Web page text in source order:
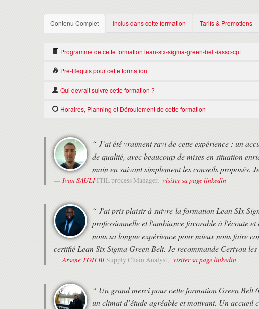
Contenu Complet Inclus dans cette formation Tarifs & Promotions
Programme de cette formation lean-six-sigma-green-belt-iassc-cpf
Nous consulter
Pré-Requis pour cette formation
Il n'y a pas de Pré-requis pour suivre cette formation lean-six-sigma-green-
Qui devrait suivre cette formation ?
Toute personne désireuse de réussir la certification lean-six-sigma-green-
Horaires, Planning et Déroulement de cette formation
HORAIRES
• Formation de 9h30 à 17h30 le premier jour, puis de 9h à 17h.
• Deux pauses de 15 minutes le matin et l'après-midi.
• 1 heure de pause déjeuner
MODALITÉS
• Formation avec un Expert Formateur (pas de vidéos pré-enregistrées).
• Formation organisée au choix du stagiaire :
- en présentiel au 37 RUE DE LIEGE à PARIS
- en distanciel, en utilisant l'outil Zoom, aux horaires de la formation (heure
- en Alternance, c'est à dire à la carte entre le présentiel et le distanciel.
à leurs contraintes.
DEROULEMENT
• Les horaires de fin de journée sont adaptés en fonction des horaires des
• Une attestation de suivi de formation vous sera remise en fin de formation.
• Cette formation est organisée pour un maximum de 14 participants.
“ J’ai été vraiment ravi de cette expérience : un
de qualité, avec beaucoup de mises en situation
main en suivant simplement les conseils proposés.
Ivan SAULIITIL process Manager, visiter sa page linkedin
“ J'ai pris plaisir à suivre la formation Lean SIx
professionnelle et l'ambiance favorable à l'écoute
nous sa longue expérience pour mieux nous faire
certifié Lean Six Sigma Green Belt. Je recommande Certyou les
Arsene TOH BI Supply Chain Analyst, visiter sa page linkedin
“ Un grand merci pour cette formation Green Belt
un climat d’étude agréable et motivant. Un accueil